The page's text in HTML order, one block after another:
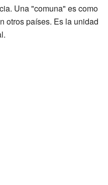
Una "comuna" es como
otros países. Es la unidad